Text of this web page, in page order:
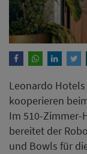
Leonardo
kooperieren
Im 510-Zimmer-
bereitet der
und Bowls für